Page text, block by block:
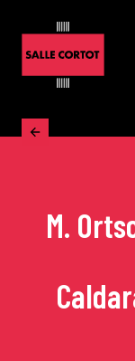
Accueil
La
Les
Les
M.